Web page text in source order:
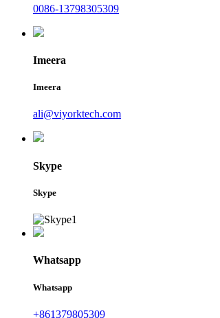
0086-13798305309
Imeera
Imeera
ali@viyorktech.com
Skype
Skype
Whatsapp
Whatsapp
+861379805309